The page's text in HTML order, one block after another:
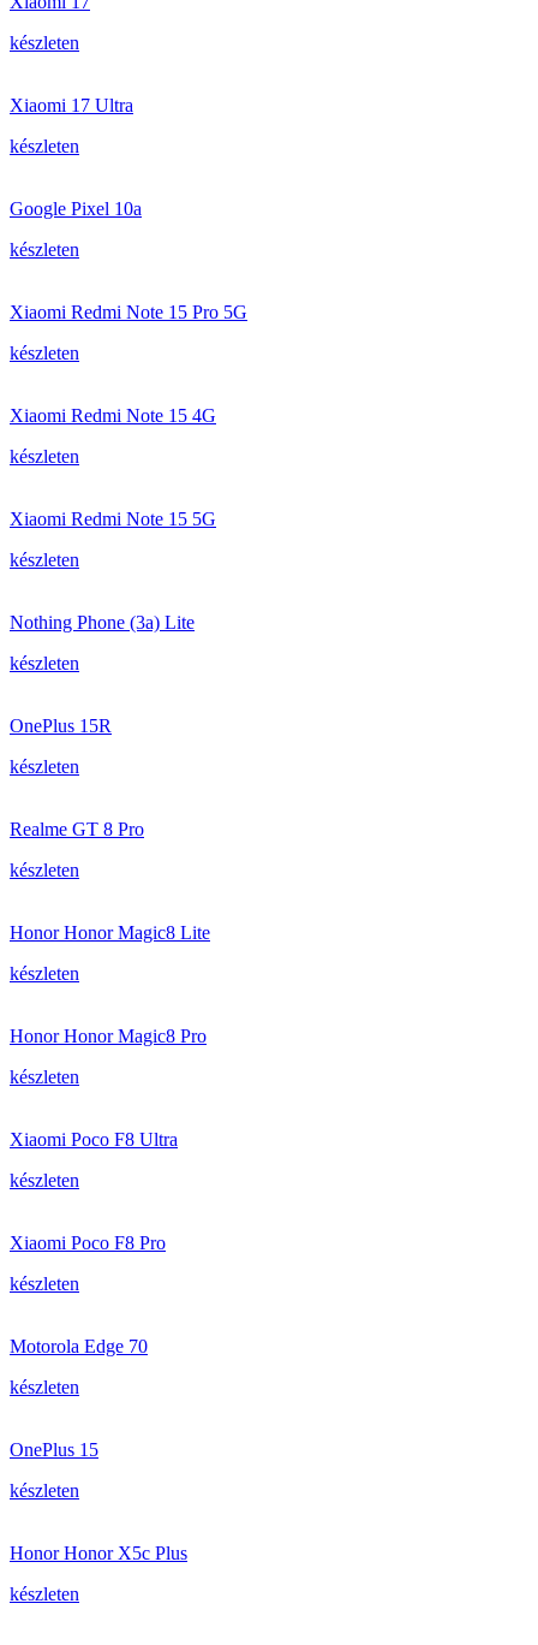
készleten
Xiaomi 17 Ultra
készleten
Google Pixel 10a
készleten
Xiaomi Redmi Note 15 Pro 5G
készleten
Xiaomi Redmi Note 15 4G
készleten
Xiaomi Redmi Note 15 5G
készleten
Nothing Phone (3a) Lite
készleten
OnePlus 15R
készleten
Realme GT 8 Pro
készleten
Honor Honor Magic8 Lite
készleten
Honor Honor Magic8 Pro
készleten
Xiaomi Poco F8 Ultra
készleten
Xiaomi Poco F8 Pro
készleten
Motorola Edge 70
készleten
OnePlus 15
készleten
Honor Honor X5c Plus
készleten